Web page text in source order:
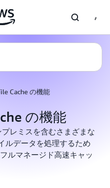
Cache の機能
の機能
レミスを含むさまざまな
ルデータを処理するため
ルマネージド高速キャッ